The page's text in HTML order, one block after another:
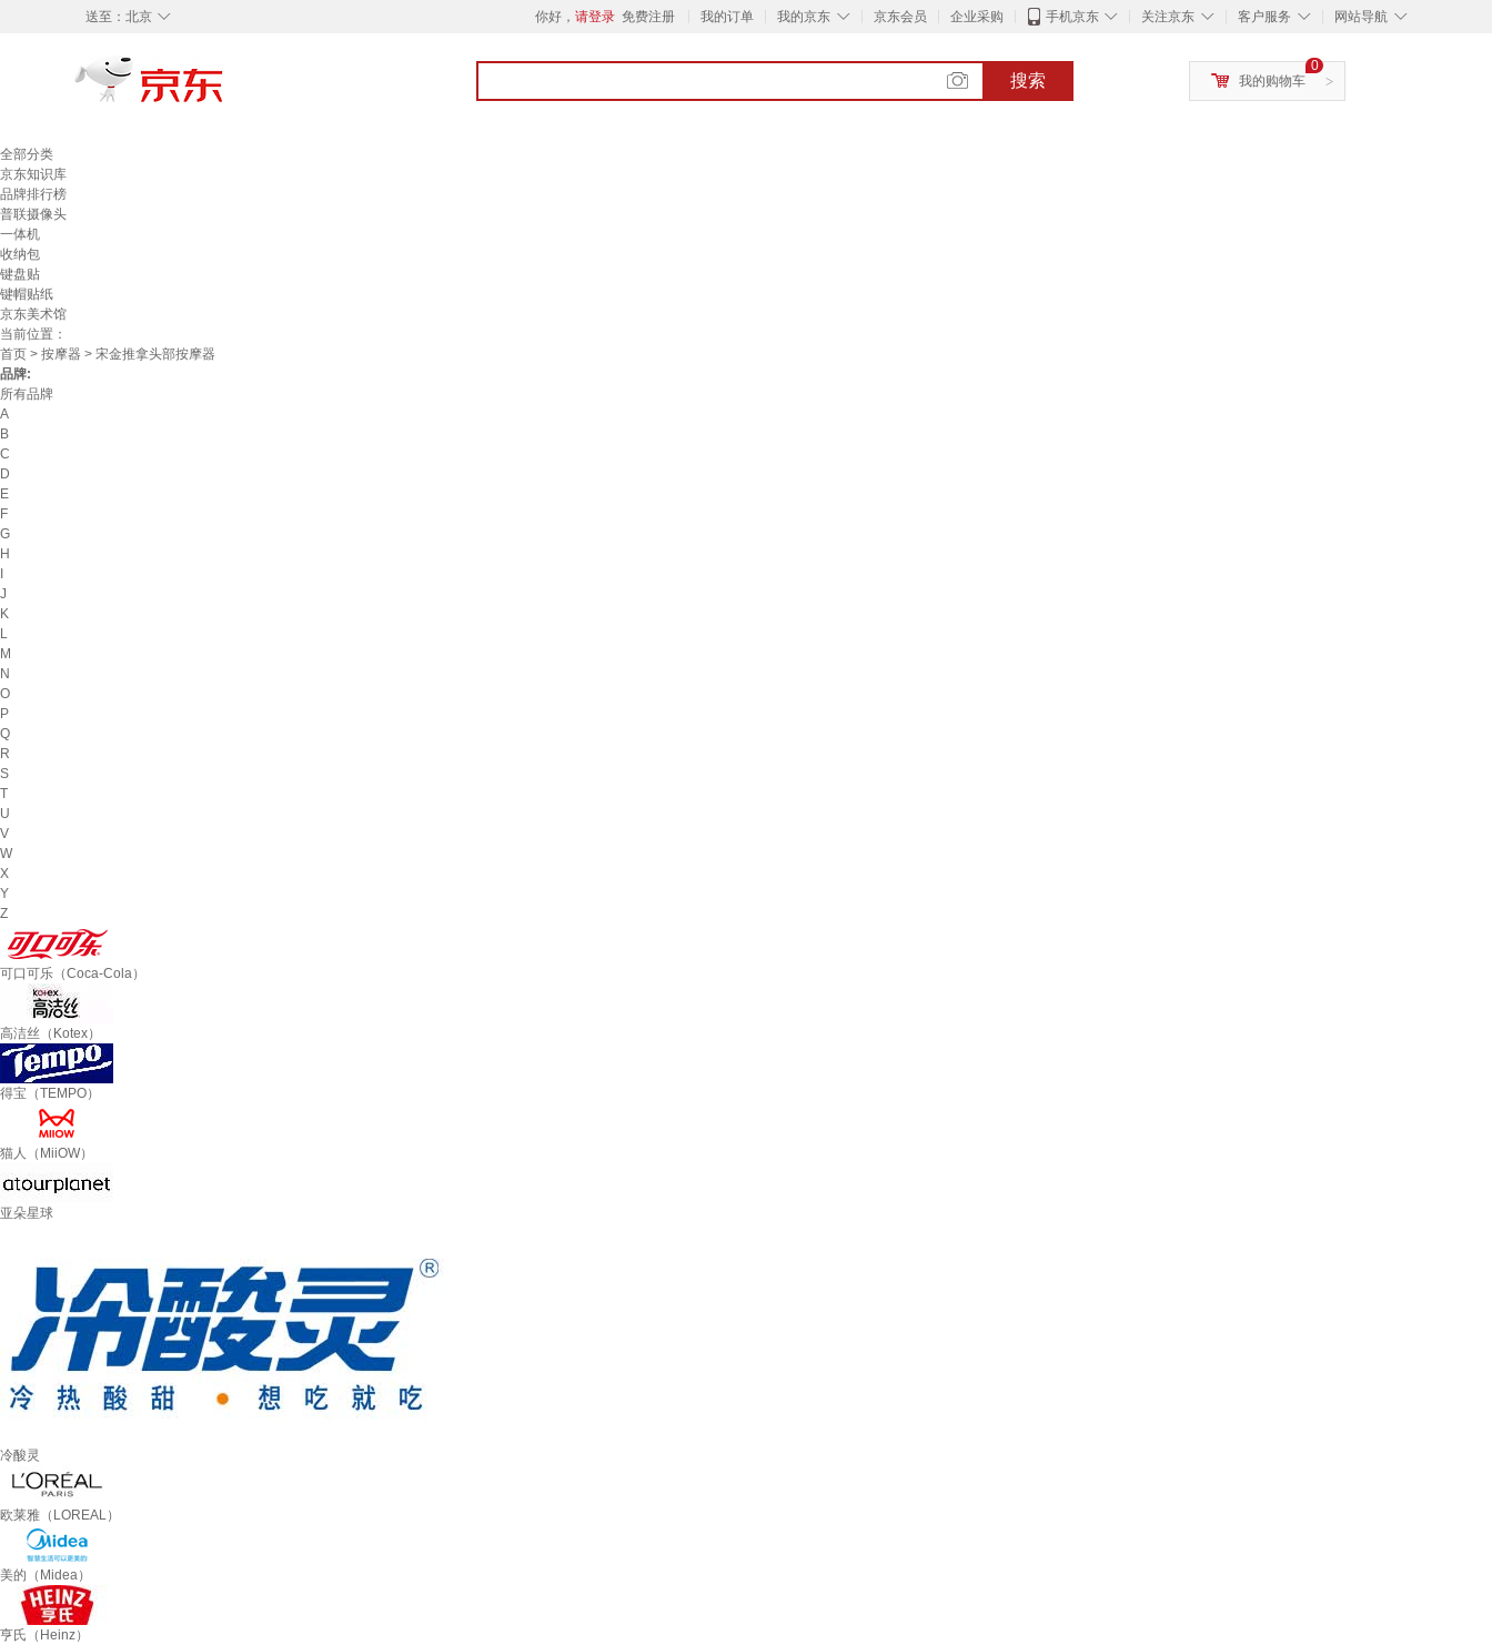
◇
送至： 北京 你好， 请登录 免费注册 我的订单 ◇
我的京东 京东会员 企业采购 ◇
手机京东 ◇
关注京东 ◇
客户服务 ◇
网站导航
搜索 >
0
我的购物车
全部分类
京东知识库
品牌排行榜
普联摄像头
一体机
收纳包
键盘贴
键帽贴纸
京东美术馆
当前位置：
首页 > 按摩器 > 宋金推拿头部按摩器
品牌:
所有品牌
A
B
C
D
E
F
G
H
J
K
L
M
N
O
P
Q
R
S
T
U
V
W
X
Y
Z
可口可乐（Coca-Cola）
高洁丝（Kotex）
得宝（TEMPO）
猫人（MiiOW）
亚朵星球
冷酸灵
欧莱雅（LOREAL）
美的（Midea）
亨氏（Heinz）